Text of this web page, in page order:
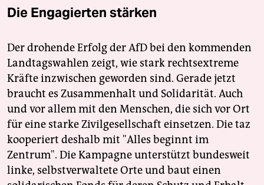
Die Engagierten stärken
Der drohende Erfolg der AfD bei den kommenden
Landtagswahlen zeigt, wie stark rechtsextreme
Kräfte inzwischen geworden sind. Gerade jetzt
braucht es Zusammenhalt und Solidarität. Auch
und vor allem mit den Menschen, die sich vor Ort
für eine starke Zivilgesellschaft einsetzen. Die taz
kooperiert deshalb mit "Alles beginnt im
Zentrum". Die Kampagne unterstützt bundesweit
linke, selbstverwaltete Orte und baut einen